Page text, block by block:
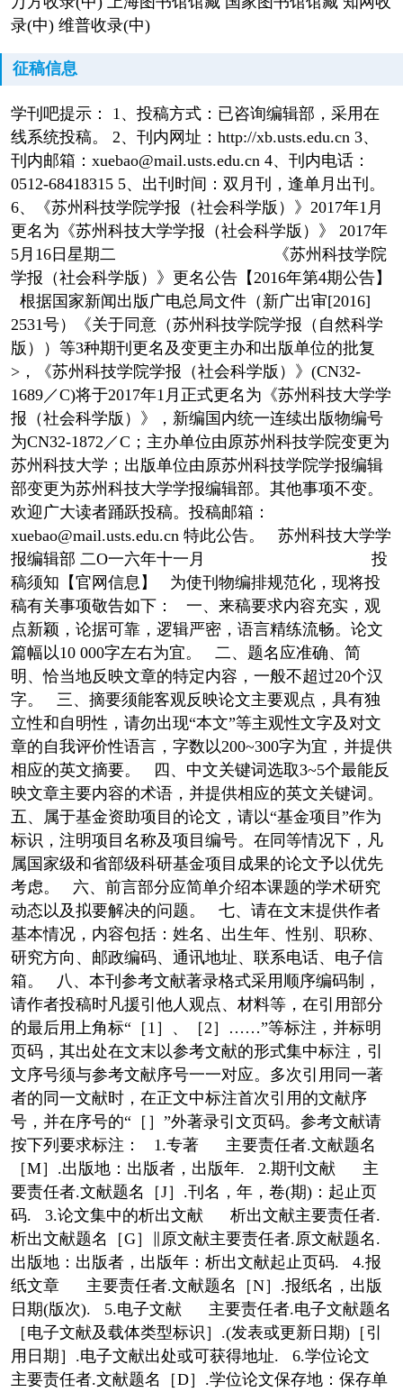
录(中) 维普收录(中)
征稿信息
学刊吧提示： 1、投稿方式：已咨询编辑部，采用在
线系统投稿。 2、刊内网址：http://xb.usts.edu.cn 3、
刊内邮箱：xuebao@mail.usts.edu.cn 4、刊内电话：
0512-68418315 5、出刊时间：双月刊，逢单月出刊。
6、《苏州科技学院学报（社会科学版）》2017年1月
更名为《苏州科技大学学报（社会科学版）》 2017年
5月16日星期二 《苏州科技学院
学报（社会科学版）》更名公告【2016年第4期公告】
根据国家新闻出版广电总局文件（新广出审[2016]
2531号）《关于同意（苏州科技学院学报（自然科学
版））等3种期刊更名及变更主办和出版单位的批复
>，《苏州科技学院学报（社会科学版）》(CN32-
1689／C)将于2017年1月正式更名为《苏州科技大学学
报（社会科学版）》，新编国内统一连续出版物编号
为CN32-1872／C；主办单位由原苏州科技学院变更为
苏州科技大学；出版单位由原苏州科技学院学报编辑
部变更为苏州科技大学学报编辑部。其他事项不变。
欢迎广大读者踊跃投稿。投稿邮箱：
xuebao@mail.usts.edu.cn 特此公告。 苏州科技大学学
报编辑部 二O一六年十一月 投
稿须知【官网信息】 为使刊物编排规范化，现将投
稿有关事项敬告如下： 一、来稿要求内容充实，观
点新颖，论据可靠，逻辑严密，语言精练流畅。论文
篇幅以10 000字左右为宜。 二、题名应准确、简
明、恰当地反映文章的特定内容，一般不超过20个汉
字。 三、摘要须能客观反映论文主要观点，具有独
立性和自明性，请勿出现“本文”等主观性文字及对文
章的自我评价性语言，字数以200~300字为宜，并提供
相应的英文摘要。 四、中文关键词选取3~5个最能反
映文章主要内容的术语，并提供相应的英文关键词。
五、属于基金资助项目的论文，请以“基金项目”作为
标识，注明项目名称及项目编号。在同等情况下，凡
属国家级和省部级科研基金项目成果的论文予以优先
考虑。 六、前言部分应简单介绍本课题的学术研究
动态以及拟要解决的问题。 七、请在文末提供作者
基本情况，内容包括：姓名、出生年、性别、职称、
研究方向、邮政编码、通讯地址、联系电话、电子信
箱。 八、本刊参考文献著录格式采用顺序编码制，
请作者投稿时凡援引他人观点、材料等，在引用部分
的最后用上角标“［1］、［2］……”等标注，并标明
页码，其出处在文末以参考文献的形式集中标注，引
文序号须与参考文献序号一一对应。多次引用同一著
者的同一文献时，在正文中标注首次引用的文献序
号，并在序号的“［］”外著录引文页码。参考文献请
按下列要求标注： 1.专著 主要责任者.文献题名
［M］.出版地：出版者，出版年. 2.期刊文献 主
要责任者.文献题名［J］.刊名，年，卷(期)：起止页
码. 3.论文集中的析出文献 析出文献主要责任者.
析出文献题名［G］∥原文献主要责任者.原文献题名.
出版地：出版者，出版年：析出文献起止页码. 4.报
纸文章 主要责任者.文献题名［N］.报纸名，出版
日期(版次). 5.电子文献 主要责任者.电子文献题名
［电子文献及载体类型标识］.(发表或更新日期)［引
用日期］.电子文献出处或可获得地址. 6.学位论文
主要责任者.文献题名［D］.学位论文保存地：保存单